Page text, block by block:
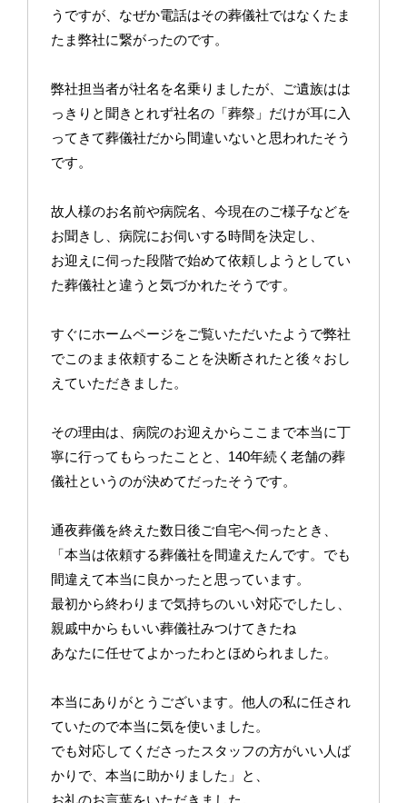
うですが、なぜか電話はその葬儀社ではなくたま
たま弊社に繋がったのです。
弊社担当者が社名を名乗りましたが、ご遺族はは
っきりと聞きとれず社名の「葬祭」だけが耳に入
ってきて葬儀社だから間違いないと思われたそう
です。
故人様のお名前や病院名、今現在のご様子などを
お聞きし、病院にお伺いする時間を決定し、
お迎えに伺った段階で始めて依頼しようとしてい
た葬儀社と違うと気づかれたそうです。
すぐにホームページをご覧いただいたようで弊社
でこのまま依頼することを決断されたと後々おし
えていただきました。
その理由は、病院のお迎えからここまで本当に丁
寧に行ってもらったことと、140年続く老舗の葬
儀社というのが決めてだったそうです。
通夜葬儀を終えた数日後ご自宅へ伺ったとき、
「本当は依頼する葬儀社を間違えたんです。でも
間違えて本当に良かったと思っています。
最初から終わりまで気持ちのいい対応でしたし、
親戚中からもいい葬儀社みつけてきたね
あなたに任せてよかったわとほめられました。
本当にありがとうございます。他人の私に任され
ていたので本当に気を使いました。
でも対応してくださったスタッフの方がいい人ば
かりで、本当に助かりました」と、
お礼のお言葉をいただきました。